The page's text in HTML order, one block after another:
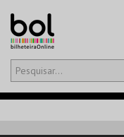
Olá,iniciar sessão
CARRINHO